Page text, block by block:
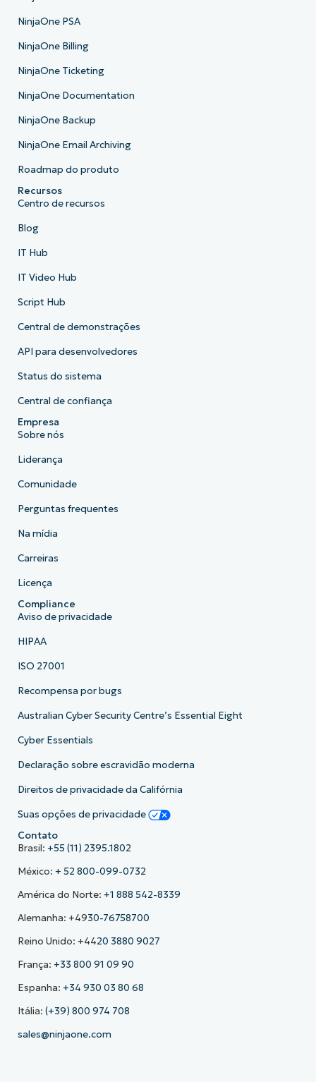
NinjaOne PSA
NinjaOne Billing
NinjaOne Ticketing
NinjaOne Documentation
NinjaOne Backup
NinjaOne Email Archiving
Roadmap do produto
Recursos
Centro de recursos
Blog
IT Hub
IT Video Hub
Script Hub
Central de demonstrações
API para desenvolvedores
Status do sistema
Central de confiança
Empresa
Sobre nós
Liderança
Comunidade
Perguntas frequentes
Na mídia
Carreiras
Licença
Compliance
Aviso de privacidade
HIPAA
ISO 27001
Recompensa por bugs
Australian Cyber Security Centre’s Essential Eight
Cyber Essentials
Declaração sobre escravidão moderna
Direitos de privacidade da Califórnia
Suas opções de privacidade
Contato
Brasil: +55 (11) 2395.1802
México: + 52 800-099-0732
América do Norte: +1 888 542-8339
Alemanha: +4930-76758700
Reino Unido: +4420 3880 9027
França: +33 800 91 09 90
Espanha: +34 930 03 80 68
Itália: (+39) 800 974 708
sales@ninjaone.com